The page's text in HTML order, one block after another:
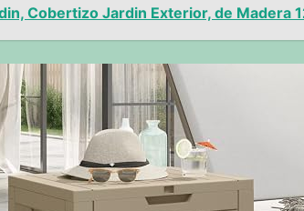
Cobertizo Jardin Exterior, de Madera